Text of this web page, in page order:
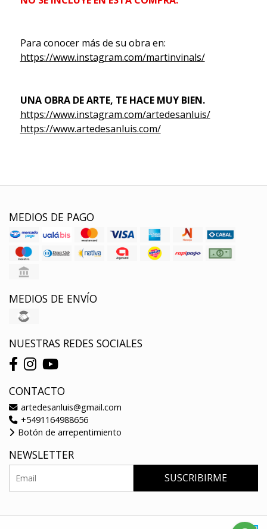
Para conocer más de su obra en:
https://www.instagram.com/martinvinals/
UNA OBRA DE ARTE, TE HACE MUY BIEN.
https://www.instagram.com/artedesanluis/
https://www.artedesanluis.com/
MEDIOS DE PAGO
MEDIOS DE ENVÍO
NUESTRAS REDES SOCIALES
CONTACTO
artedesanluis@gmail.com
+5491164988656
Botón de arrepentimiento
NEWSLETTER
SUSCRIBIRME